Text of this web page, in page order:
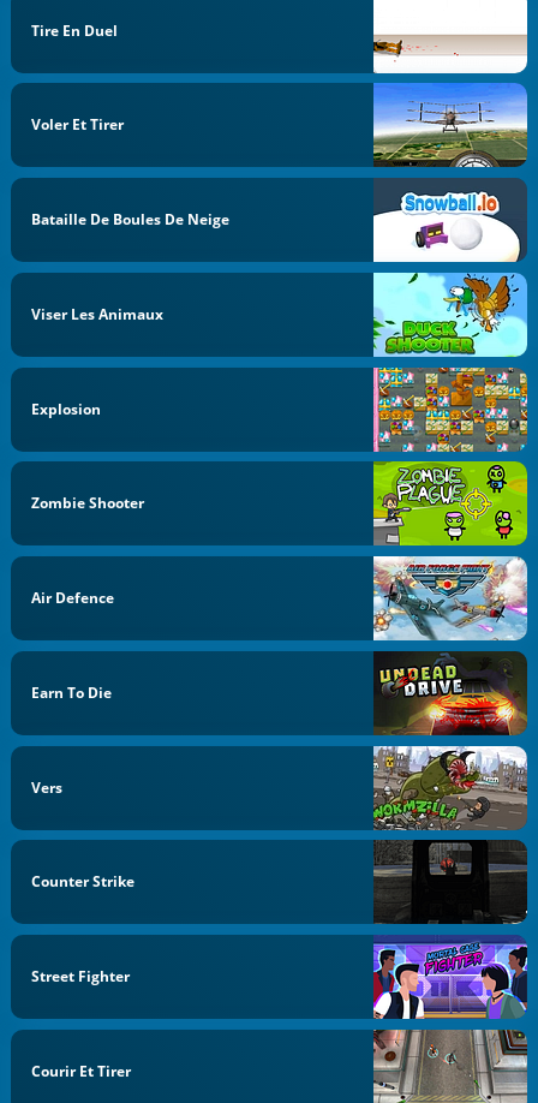
Tire En Duel
Voler Et Tirer
Bataille De Boules De Neige
Viser Les Animaux
Explosion
Zombie Shooter
Air Defence
Earn To Die
Vers
Counter Strike
Street Fighter
Courir Et Tirer